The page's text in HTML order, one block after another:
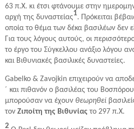
63 π.Χ. κι έτσι φτάνουμε στην
αρχή της δυναστείας1. Πρόκειται
οποία το θέμα των δέκα βασιλέων δεν
Για τους λόγους αυτούς, οι
το έργο του Σύγκελλου ανάξιο λόγου
και Βιθυνιακές βασιλικές δυναστείες.
Gabelko & Zavojkin επιχειρούν να
´ και πιθανόν ο βασιλέας του
μπορούσαν να έχουν θεωρηθεί
τον Ζιποίτη της Βιθυνίαςτο 297 π.Χ.
2